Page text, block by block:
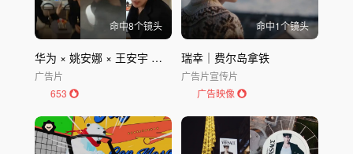
命中8个镜头
华为 × 姚安娜 × 王安宇 创意广告
广告片
653
命中1个镜头
瑞幸｜费尔岛拿铁
广告片宣传片
广告映像